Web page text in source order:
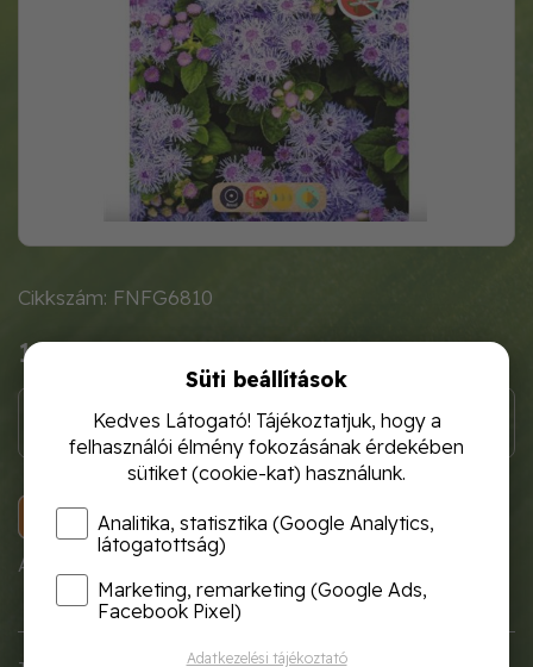
Cikkszám: FNFG6810
1 120 Ft
KOSÁRBA
A termék átmenetileg nem rendelhető!
Süti beállítások
Kedves Látogató! Tájékoztatjuk, hogy a
felhasználói élmény fokozásának érdekében
sütiket (cookie-kat) használunk.
Analitika, statisztika (Google Analytics,
látogatottság)
Marketing, remarketing (Google Ads,
Facebook Pixel)
Adatkezelési tájékoztató